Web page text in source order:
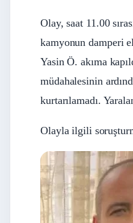
Olay, saat 11.00
kamyonun damperi
Yasin Ö. akıma
müdahalesinin
kurtarılamadı.
Olayla ilgili